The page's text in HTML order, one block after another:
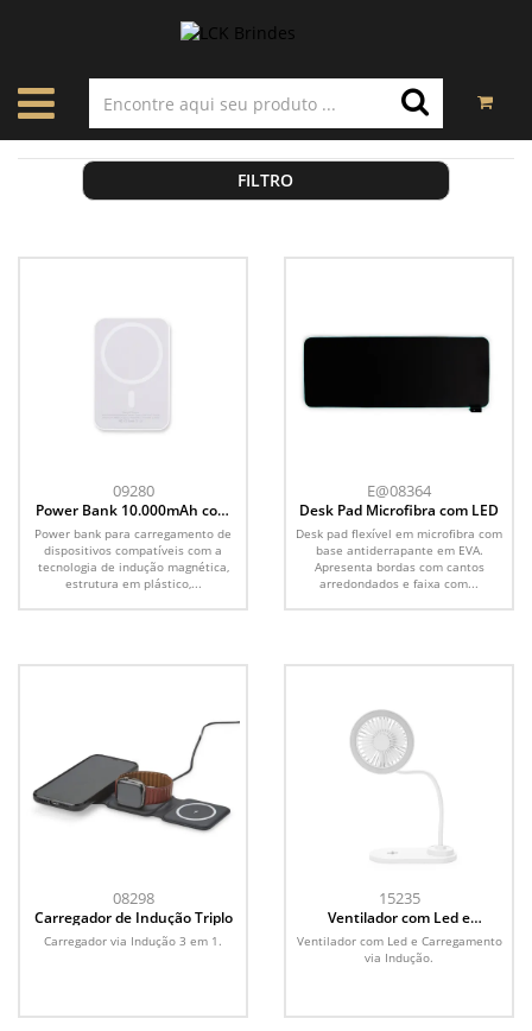
FILTRO
09280
Power Bank 10.000mAh com
Carregamento via Indução
Power bank para carregamento de
dispositivos compatíveis com a
tecnologia de indução magnética,
estrutura em plástico,...
E@08364
Desk Pad Microfibra com LED
Desk pad flexível em microfibra com
base antiderrapante em EVA.
Apresenta bordas com cantos
arredondados e faixa com...
08298
Carregador de Indução Triplo
Carregador via Indução 3 em 1.
15235
Ventilador com Led e
Carregamento via Indução
Ventilador com Led e Carregamento
via Indução.